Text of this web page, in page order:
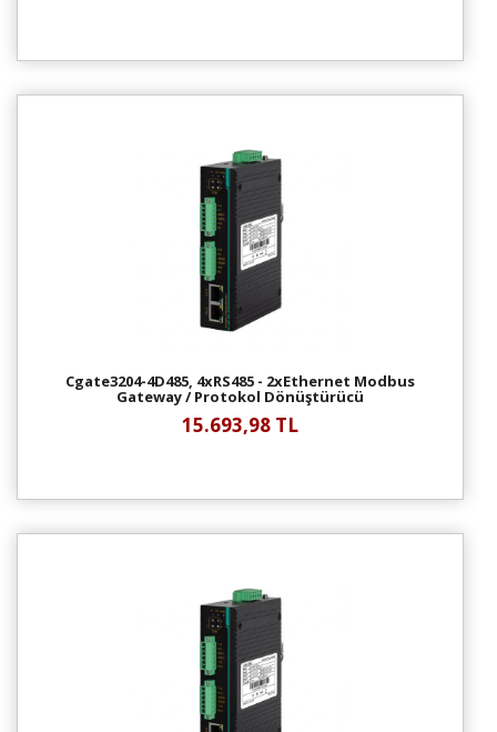
Cgate3204-4D485, 4xRS485 - 2xEthernet Modbus
Gateway / Protokol Dönüştürücü
15.693,98 TL